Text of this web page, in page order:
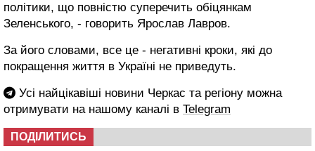
політики, що повністю суперечить обіцянкам
Зеленського, - говорить Ярослав Лавров.
За його словами, все це - негативні кроки, які до
покращення життя в Україні не приведуть.
Усі найцікавіші новини Черкас та регіону можна
отримувати на нашому каналі в Telegram
ПОДІЛИТИСЬ